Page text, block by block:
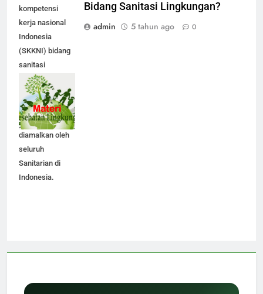
kompetensi
kerja nasional
Indonesia
(SKKNI) bidang
sanitasi
lingkungan. Ini
pedoman yang
patut diketahui,
dibaca, dan
diamalkan oleh
seluruh
Sanitarian di
Indonesia.
Bidang Sanitasi Lingkungan?
admin
5 tahun ago 0